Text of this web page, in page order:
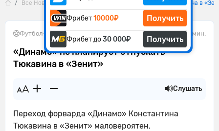
Фрибет10000₽ Получить
Фрибет до30 000₽ Получить
Все Новости «Динамо» не планирует отпускать Тюкавина в
Футбол• 13.05.2026 2 мин.
«Динамо» не планирует отпускать
Тюкавина в «Зенит»
Слушать
Переход форварда «Динамо» Константина
Тюкавина в «Зенит» маловероятен.